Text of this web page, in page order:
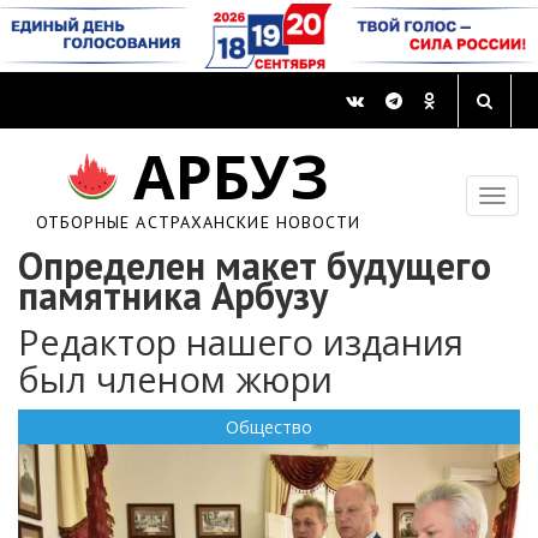
АРБУЗ
ОТБОРНЫЕ АСТРАХАНСКИЕ НОВОСТИ
Определен макет будущего
памятника Арбузу
Редактор нашего издания
был членом жюри
Общество